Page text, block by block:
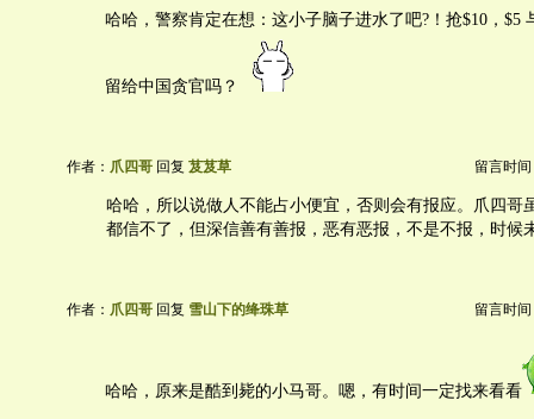
哈哈，警察肯定在想：这小子脑子进水了吧?！抢$10，$5
留给中国贪官吗？
作者： 爪四哥 回复 芨芨草 留言时间
哈哈，所以说做人不能占小便宜，否则会有报应。爪四哥
都信不了，但深信善有善报，恶有恶报，不是不报，时候
作者： 爪四哥 回复 雪山下的绛珠草 留言时间
哈哈，原来是酷到毙的小马哥。嗯，有时间一定找来看看